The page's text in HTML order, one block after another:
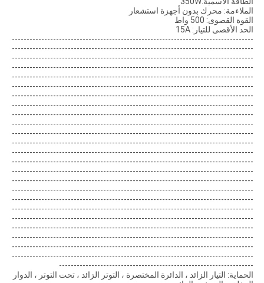
الملاءمة: محرك بدون أجهزة استشعار
القوة القصوى: 500 واط
الحد الأقصى للتيار: 15A
----------------------------------------------------------------------------------
----------------------------------------------------------------------------------
----------------------------------------------------------------------------------
----------------------------------------------------------------------------------
----------------------------------------------------------------------------------
----------------------------------------------------------------------------------
----------------------------------------------------------------------------------
----------------------------------------------------------------------------------
----------------------------------------------------------------------------------
----------------------------------------------------------------------------------
----------------------------------------------------------------------------------
----------------------------------------------------------------------------------
----------------------------------------------------------------------------------
----------------------------------------------------------------------------------
----------------------------------------------------------------------------------
----------------------------------------------------------------------------------
----------------------------------------------------------------------------------
----------------------------------------------------------------------------------
----------------------------------------------------------------------------------
----------------------------------------------------------------------------------
----------------------------------------------------------------------------------
----------------------------------------------------------------------------------
----------------------------------------------------------------------------------
----------------------------------------------------------------------------------
------------------------------------------------------------------
الحماية: التيار الزائد ، الدائرة المختصرة ، التوتر الزائد ، تحت التوتر ، الدوار